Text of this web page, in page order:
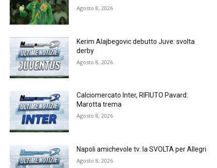
Agosto 8, 2026
Kerim Alajbegovic debutto Juve: svolta
derby
Agosto 8, 2026
Calciomercato Inter, RIFIUTO Pavard:
Marotta trema
Agosto 8, 2026
Napoli amichevole tv: la SVOLTA per Allegri
Agosto 8, 2026